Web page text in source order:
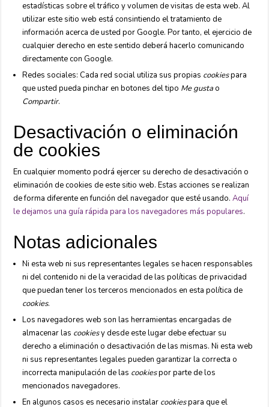
estadísticas sobre el tráfico y volumen de visitas de esta web. Al
utilizar este sitio web está consintiendo el tratamiento de
información acerca de usted por Google. Por tanto, el ejercicio de
cualquier derecho en este sentido deberá hacerlo comunicando
directamente con Google.
Redes sociales: Cada red social utiliza sus propias cookiespara
que usted pueda pinchar en botones del tipo Me gustao
Compartir.
Desactivación o eliminación
de cookies
En cualquier momento podrá ejercer su derecho de desactivación o
eliminación de cookies de este sitio web. Estas acciones se realizan
de forma diferente en función del navegador que esté usando.Aquí
le dejamos una guía rápida para los navegadores más populares.
Notas adicionales
Ni esta web ni sus representantes legales se hacen responsables
ni del contenido ni de la veracidad de las políticas de privacidad
que puedan tener los terceros mencionados en esta política de
cookies.
Los navegadores web son las herramientas encargadas de
almacenar las cookiesy desde este lugar debe efectuar su
derecho a eliminación o desactivación de las mismas. Ni esta web
ni sus representantes legales pueden garantizar la correcta o
incorrecta manipulación de las cookiespor parte de los
mencionados navegadores.
En algunos casos es necesario instalar cookiespara que el